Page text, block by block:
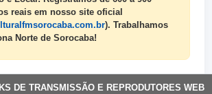
reais em nosso site oficial
). Trabalhamos
Norte de Sorocaba!
DE TRANSMISSÃO E REPRODUTORES WEB